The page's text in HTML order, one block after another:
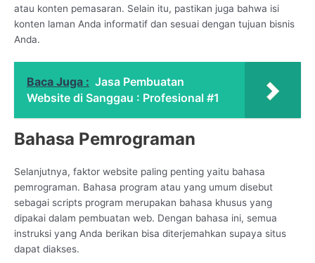
atau konten pemasaran. Selain itu, pastikan juga bahwa isi
konten laman Anda informatif dan sesuai dengan tujuan bisnis
Anda.
Baca Juga : Jasa Pembuatan
Website di Sanggau : Profesional #1
Bahasa Pemrograman
Selanjutnya, faktor website paling penting yaitu bahasa
pemrograman. Bahasa program atau yang umum disebut
sebagai scripts program merupakan bahasa khusus yang
dipakai dalam pembuatan web. Dengan bahasa ini, semua
instruksi yang Anda berikan bisa diterjemahkan supaya situs
dapat diakses.